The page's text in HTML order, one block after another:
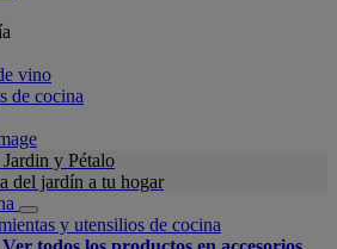
vino
de cocina
y Pétalo
del jardín a tu hogar
y utensilios de cocina